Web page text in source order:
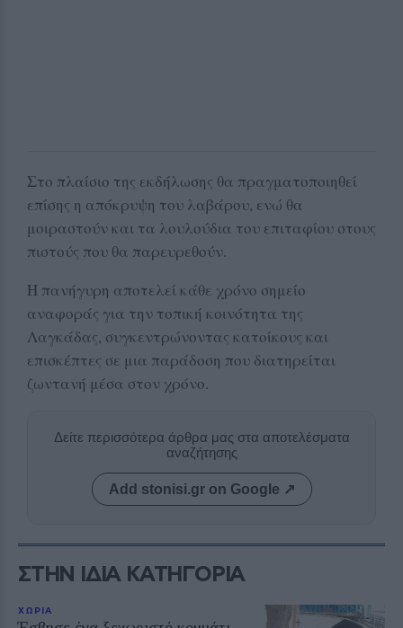
Στο πλαίσιο της εκδήλωσης θα πραγματοποιηθεί
επίσης η απόκρυψη του λαβάρου, ενώ θα
μοιραστούν και τα λουλούδια του επιταφίου στους
πιστούς που θα παρευρεθούν.
Η πανήγυρη αποτελεί κάθε χρόνο σημείο
αναφοράς για την τοπική κοινότητα της
Λαγκάδας, συγκεντρώνοντας κατοίκους και
επισκέπτες σε μια παράδοση που διατηρείται
ζωντανή μέσα στον χρόνο.
Δείτε περισσότερα άρθρα μας στα αποτελέσματα
αναζήτησης
Add stonisi.gr on Google ↗
ΣΤΗΝ ΙΔΙΑ ΚΑΤΗΓΟΡΙΑ
ΧΩΡΙΑ